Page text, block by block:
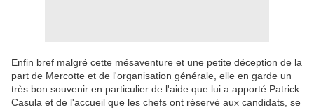
Enfin bref malgré cette mésaventure et une petite déception de la
part de Mercotte et de l'organisation générale, elle en garde un
très bon souvenir en particulier de l'aide que lui a apporté Patrick
Casula et de l'accueil que les chefs ont réservé aux candidats, se